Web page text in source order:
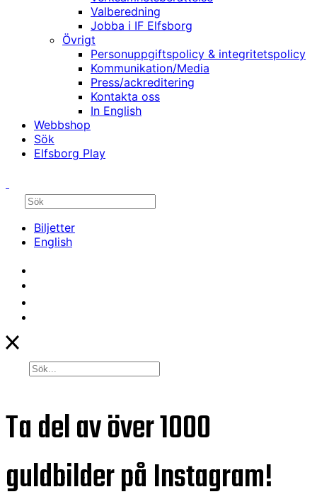
Valberedning
Jobba i IF Elfsborg
Övrigt
Personuppgiftspolicy & integritetspolicy
Kommunikation/Media
Press/ackreditering
Kontakta oss
In English
Webbshop
Sök
Elfsborg Play
Biljetter
English
Ta del av över 1000
guldbilder på Instagram!